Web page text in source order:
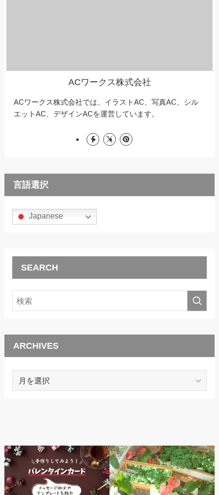
ACワークス株式会社
ACワークス株式会社では、イラストAC、写真AC、シル
エットAC、デザインACを運営しています。
言語選択
Japanese
SEARCH
ARCHIVES
ARCHIVES